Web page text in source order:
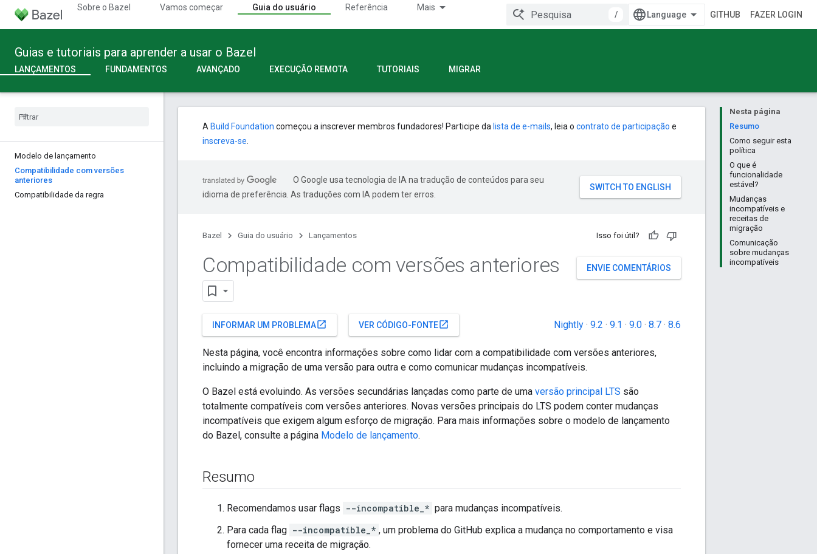
Sobre o Bazel Vamos começar Guia do usuário Referência Mais
/ GITHUB FAZER LOGIN
Guias e tutoriais para aprender a usar o Bazel
LANÇAMENTOS FUNDAMENTOS AVANÇADO EXECUÇÃO REMOTA TUTORIAIS MIGRAR
Modelo de lançamento
Compatibilidade com versões
anteriores
Compatibilidade da regra
Nesta página
Resumo
Como seguir esta
política
O que é
funcionalidade
estável?
Mudanças
incompatíveis e
receitas de
migração
Comunicação
sobre mudanças
incompatíveis
A Build Foundation começou a inscrever membros fundadores! Participe da lista de e-mails, leia o contrato de participação e
inscreva-se
O Google usa tecnologia de IA na tradução de conteúdos para seu
idioma de preferência. As traduções com IA podem ter erros.
Bazel Guia do usuário Lançamentos Isso foi útil?
ENVIE COMENTÁRIOS
Compatibilidade com versões anteriores
INFORMAR UM PROBLEMAopen_in_new VER CÓDIGO-FONTEopen_in_new Nightly · 9.2 · 9.1 · 9.0 · 8.7 · 8.6
Nesta página, você encontra informações sobre como lidar com a compatibilidade com versões anteriores,
incluindo a migração de uma versão para outra e como comunicar mudanças incompatíveis.
O Bazel está evoluindo. As versões secundárias lançadas como parte de uma versão principal LTS são
totalmente compatíveis com versões anteriores. Novas versões principais do LTS podem conter mudanças
incompatíveis que exigem algum esforço de migração. Para mais informações sobre o modelo de lançamento
do Bazel, consulte a página Modelo de lançamento.
Resumo
Recomendamos usar flags --incompatible_* para mudanças incompatíveis.
Para cada flag --incompatible_* , um problema do GitHub explica a mudança no comportamento e visa
fornecer uma receita de migração.